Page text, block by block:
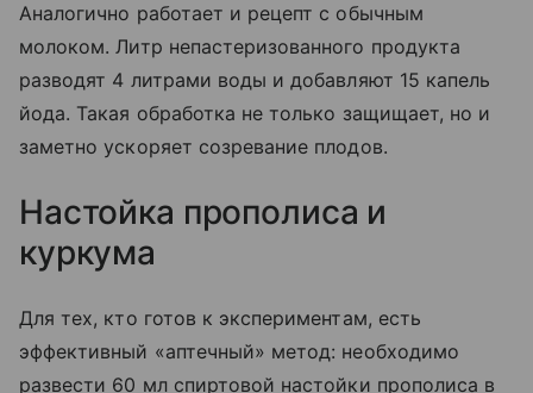
Аналогично работает и рецепт с обычным
молоком. Литр непастеризованного продукта
разводят 4 литрами воды и добавляют 15 капель
йода. Такая обработка не только защищает, но и
заметно ускоряет созревание плодов.
Настойка прополиса и
куркума
Для тех, кто готов к экспериментам, есть
эффективный «аптечный» метод: необходимо
развести 60 мл спиртовой настойки прополиса в